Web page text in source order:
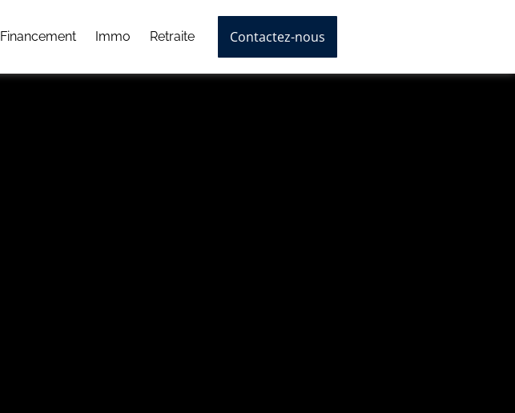
Financement Immo Retraite Contactez-nous